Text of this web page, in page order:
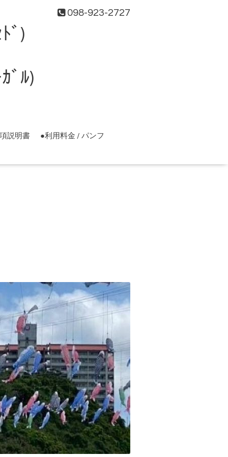
098-923-2727
ﾞ)
ﾙ)
説明書 ●利用料金 / パンフ